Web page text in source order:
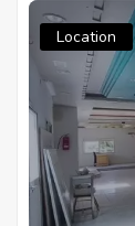
Location